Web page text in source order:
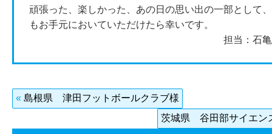
頑張った、楽しかった、あの日の思い出の一部として
もお手元においていただけたら幸いです。
担当：石
« 島根県 津田フットボールクラブ様
茨城県 谷田部サイエン